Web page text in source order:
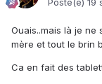
Posté(e) 19
Ouais..mais là je
mère et tout le brin
Ca en fait des